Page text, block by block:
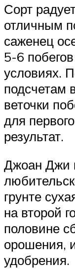
Сорт
отличным
саженец
5-6
условиях.
подсчетам
веточки
для
результат.
Джоан Джи
грунте
на второй
половине
орошения,
удобрения.